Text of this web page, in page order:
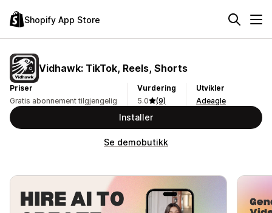
Shopify App Store
Vidhawk: TikTok, Reels, Shorts
Priser
Gratis abonnement tilgjengelig
Vurdering
5.0
(9)
Utvikler
Adeagle
Installer
Se demobutikk